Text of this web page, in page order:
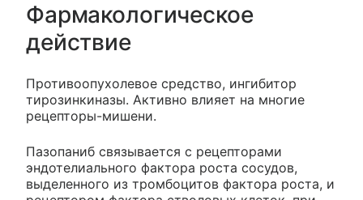
Фармакологическое
действие
Противоопухолевое средство, ингибитор
тирозинкиназы. Активно влияет на многие
рецепторы-мишени.
Пазопаниб связывается с рецепторами
эндотелиального фактора роста сосудов,
выделенного из тромбоцитов фактора роста, и